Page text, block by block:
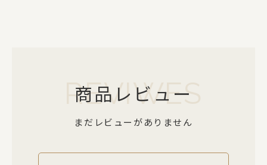
REVIWES
商品レビュー
まだレビューがありません